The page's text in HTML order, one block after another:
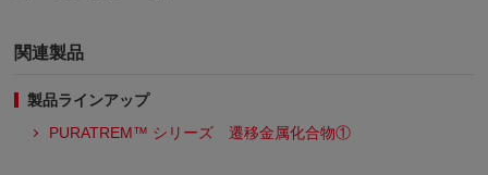
関連製品
製品ラインアップ
PURATREM™ シリーズ 遷移金属化合物①